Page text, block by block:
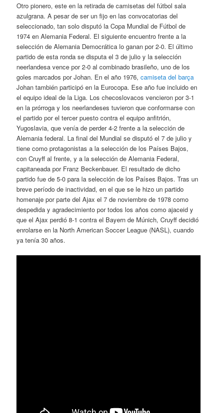
Otro pionero, este en la retirada de camisetas del fútbol sala
azulgrana. A pesar de ser un fijo en las convocatorias del
seleccionado, tan solo disputó la Copa Mundial de Fútbol de
1974 en Alemania Federal. El siguiente encuentro frente a la
selección de Alemania Democrática lo ganan por 2-0. El último
partido de esta ronda se disputa el 3 de julio y la selección
neerlandesa vence por 2-0 al combinado brasileño, uno de los
goles marcados por Johan. En el año 1976,camiseta del barça
Johan también participó en la Eurocopa. Ese año fue incluido en
el equipo ideal de la Liga. Los checoslovacos vencieron por 3-1
en la prórroga y los neerlandeses tuvieron que conformarse con
el partido por el tercer puesto contra el equipo anfitrión,
Yugoslavia, que venía de perder 4-2 frente a la selección de
Alemania federal. La final del Mundial se disputó el 7 de julio y
tiene como protagonistas a la selección de los Países Bajos,
con Cruyff al frente, y a la selección de Alemania Federal,
capitaneada por Franz Beckenbauer. El resultado de dicho
partido fue de 5-0 para la selección de los Países Bajos. Tras un
breve período de inactividad, en el que se le hizo un partido
homenaje por parte del Ajax el 7 de noviembre de 1978 como
despedida y agradecimiento por todos los años como ajaceid y
que el Ajax perdió 8-1 contra el Bayern de Múnich, Cruyff decidió
enrolarse en la North American Soccer League (NASL), cuando
ya tenía 30 años.